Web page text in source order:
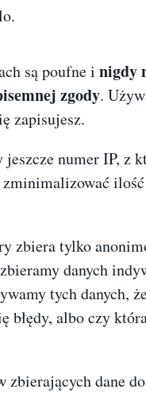
są poufne i nigdy
zgody.
zapisujesz.
numer IP, z
zbiera tylko
danych
tych danych,
błędy, albo czy
zbierających dane